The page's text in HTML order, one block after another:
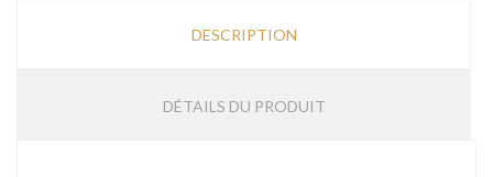
DESCRIPTION
DÉTAILS DU PRODUIT